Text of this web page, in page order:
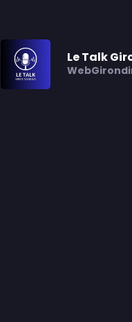
Le Talk